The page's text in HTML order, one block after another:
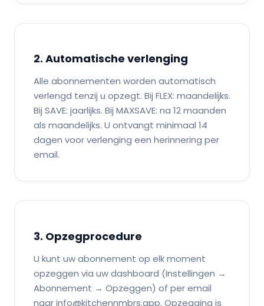
2. Automatische verlenging
Alle abonnementen worden automatisch
verlengd tenzij u opzegt. Bij FLEX: maandelijks.
Bij SAVE: jaarlijks. Bij MAXSAVE: na 12 maanden
als maandelijks. U ontvangt minimaal 14
dagen voor verlenging een herinnering per
email.
3. Opzegprocedure
U kunt uw abonnement op elk moment
opzeggen via uw dashboard (Instellingen →
Abonnement → Opzeggen) of per email
naar info@kitchennmbrs.app. Opzegging is